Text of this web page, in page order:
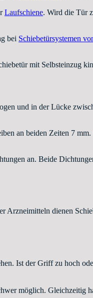
Laufschiene. Wird die Tür
bei Schiebetürsystemen
mit Selbsteinzug
und in der Lücke
an beiden Zeiten 7
an. Beide
Arzneimitteln dienen
Ist der Griff zu hoch
möglich. Gleichzeitig